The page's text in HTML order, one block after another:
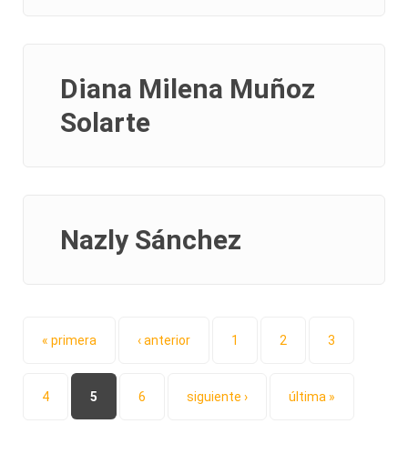
Diana Milena Muñoz
Solarte
Nazly Sánchez
Páginas
« primera ‹ anterior 1 2 3
4 5 6 siguiente › última »